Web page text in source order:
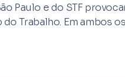
Paulo e do STF
Trabalho. Em ambos os